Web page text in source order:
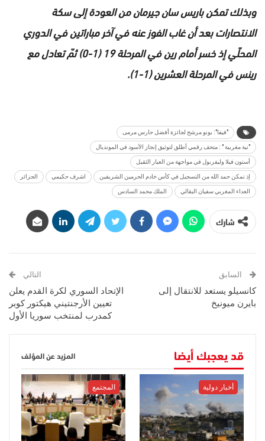
وبذلك تمكن باريس سان جيرمان من العودة إلى سكة
الانتصارات بعد أن غاب الفوز عنه في آخر مباراتين في الدوري
المحلّي إذ خسر أمام رين في المرحلة 19 (1-0) ثمّ تعادل مع
رينس في المرحلة العشرين (1-1).
"فيفا": بونو مرشح لجائزة أفضل حارس مرمى
"نية مغربية " : متحف رقمي أطلق لتوثيق إنجاز الأسود في المونديال
أستون فيلا وليفربول في مواجهة من العيار الثقيل
إذ تمكن حمد الله من التسجيل في كأس خادم الحرمين الشريفين اشرف حكيمي الجزائر
العداء المغربي سفيان البقالي الملك محمد السادس
شارك
السابق
كانسيلو يستعد للانتقال إلى
بايرن ميونيخ
التالي
الإتحاد السوري لكرة القدم يعلن
تعيين الأرجنتيني هيكتور كوبر
كمدرب لمنتخب سوريا الأول
قد يعجبك أيضا المزيد عن المؤلف
أخبار دولية المجتمع